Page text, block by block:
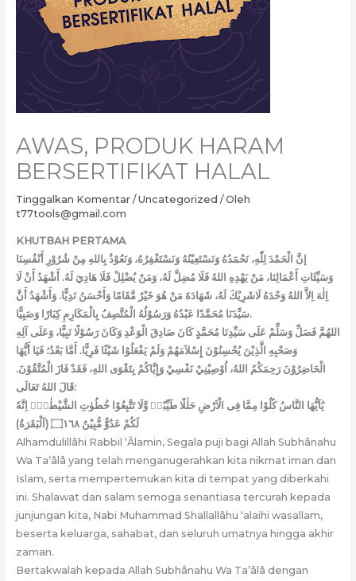
AWAS, PRODUK HARAM
BERSERTIFIKAT HALAL
Tinggalkan Komentar /Uncategorized / Oleh
t77tools@gmail.com
KHUTBAH PERTAMA
إنَّ الْحَمْدَ لِلّٰهِ، نَحْمَدُهُ وَنَسْتَعِيْنُهُ وَنَسْتَغْفِرُهُ، وَنَعُوْذُ بِاللهِ مِنْ شُرُوْرِ أَنْفُسِنَا
وَسَيِّئَاتِ أَعْمَالِنَا، مَنْ يَهْدِهِ اللهُ فَلَا مُضِلَّ لَهُ، وَمَنْ يُضْلِلْ فَلَا هَادِيَ لَهُ. أَشْهَدُ أَنْ لَا
اِلٰهَ اِلاَّ اللهُ وَحْدَهُ لَاشَرِيْكَ لَهُ، شَهَادَةَ مَنْ هُوَ خَيْرٌ مَّقَامًا وَأَحْسَنُ نَدِيًّا. وَأَشْهَدُ أَنَّ
سَيِّدَنَا مُحَمَّدًا عَبْدُهُ وَرَسُوْلُهُ الْمُتَّصِفُ بِالْمَكَارِمِ كِبَارًا وَصَبِيًّا.
اللهُمَّ فَصَلِّ وَسَلِّمْ عَلَى سَيِّدِنَا مُحَمَّدٍ كَانَ صَادِقَ الْوَعْدِ وَكَانَ رَسُوْلًا نَبِيًّا، وَعَلَى آلِهِ
وَصَحْبِهِ الَّذِيْنَ يُحْسِنُوْنَ إِسْلاَمَهُمْ وَلَمْ يَفْعَلُوْا شَيْئًا فَرِيًّا. أَمَّا بَعْدُ؛ فَيَا أَيُّهَا
الْحَاضِرُوْنَ رَحِمَكُمُ اللهُ، اُوْصِيْنِيْ نَفْسِيْ وَإِيَّاكُمْ بِتَقْوَى اللهِ، فَقَدْ فَازَ الْمُتَّقُوْنَ.
قَالَ اللهُ تَعَالَى:
يٰٓاَيُّهَا النَّاسُ كُلُوْا مِمَّا فِى الْاَرْضِ حَلٰلًا طَيِّبًاۖ وَّلَا تَتَّبِعُوْا خُطُوٰتِ الشَّيْطٰنِۗ اِنَّهٗ
لَكُمْ عَدُوٌّ مُّبِيْنٌ ۝١٦٨ (اَلْبَقَرَةُ)
Alhamdulillâhi Rabbil ‘Âlamin, Segala puji bagi Allah Subhânahu
Wa Ta’âlâ yang telah menganugerahkan kita nikmat iman dan
Islam, serta mempertemukan kita di tempat yang diberkahi
ini. Shalawat dan salam semoga senantiasa tercurah kepada
junjungan kita, Nabi Muhammad Shallallâhu ‘alaihi wasallam,
beserta keluarga, sahabat, dan seluruh umatnya hingga akhir
zaman.
Bertakwalah kepada Allah Subhânahu Wa Ta’âlâ dengan